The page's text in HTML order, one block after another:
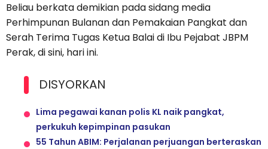
Beliau berkata demikian pada sidang media
Perhimpunan Bulanan dan Pemakaian Pangkat dan
Serah Terima Tugas Ketua Balai di Ibu Pejabat JBPM
Perak, di sini, hari ini.
DISYORKAN
Lima pegawai kanan polis KL naik pangkat,
perkukuh kepimpinan pasukan
55 Tahun ABIM: Perjalanan perjuangan berteraskan